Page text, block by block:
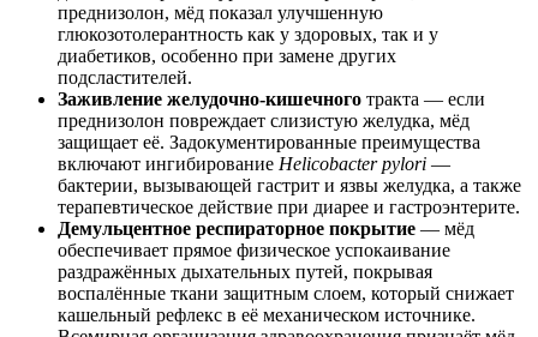
преднизолон, мёд показал улучшенную
глюкозотолерантность как у здоровых, так и у
диабетиков, особенно при замене других
подсластителей.
Заживление желудочно-кишечного тракта — если
преднизолон повреждает слизистую желудка, мёд
защищает её. Задокументированные преимущества
включают ингибирование Helicobacter pylori —
бактерии, вызывающей гастрит и язвы желудка, а также
терапевтическое действие при диарее и гастроэнтерите.
Демульцентное респираторное покрытие — мёд
обеспечивает прямое физическое успокаивание
раздражённых дыхательных путей, покрывая
воспалённые ткани защитным слоем, который снижает
кашельный рефлекс в её механическом источнике.